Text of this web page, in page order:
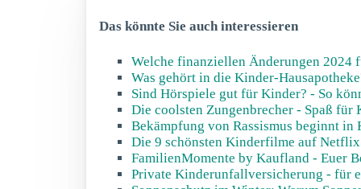
Das könnte Sie auch interessieren
Welche finanziellen Änderungen 2024
Was gehört in die Kinder-
Sind Hörspiele gut für Kinder? - So
Die coolsten Zungenbrecher - Spaß für
Bekämpfung von Rassismus beginnt
Die 9 schönsten Kinderfilme auf Netflix
FamilienMomente by Kaufland - Euer
Private Kinderunfallversicherung - für